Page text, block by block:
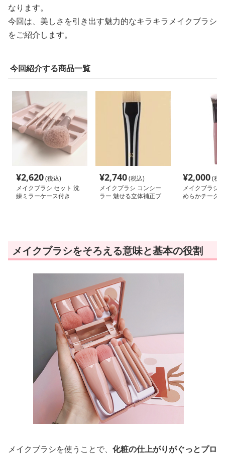
なります。
今回は、美しさを引き出す魅力的なキラキラメイクブラシ
をご紹介します。
今回紹介する商品一覧
¥2,620(税込)
メイクブラシ セット 洗
練ミラーケース付き
¥2,740(税込)
メイクブラシ コンシー
ラー 魅せる立体補正ブ
¥2,000(税
メイクブラシ
めらかチーク
メイクブラシをそろえる意味と基本の役割
メイクブラシを使うことで、 化粧の仕上がりがぐっとプロ